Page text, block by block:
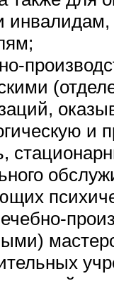
инвалидам,
и